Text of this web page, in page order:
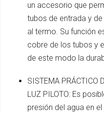
un accesorio que
tubos de entrada y
al termo. Su función
cobre de los tubos y
de este modo la
SISTEMA PRÁCTICO
LUZ PILOTO: Es
presión del agua en